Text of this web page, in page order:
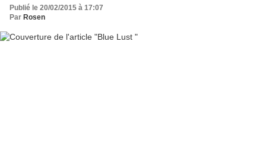
Publié le 20/02/2015 à 17:07
Par Rosen